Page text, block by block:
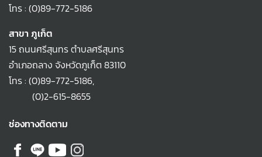
โทร : (0)89-772-5186
สาขา ภูเก็ต
15 ถนนศรีสุนทร ตำบลศรีสุนทร
อำเภอถลาง จังหวัดภูเก็ต 83110
โทร : (0)89-772-5186,
(0)2-615-8655
ช่องทางติดตาม